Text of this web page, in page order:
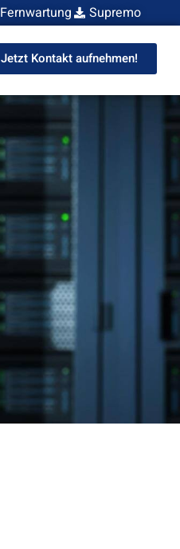
Fernwartung Supremo
Jetzt Kontakt aufnehmen!